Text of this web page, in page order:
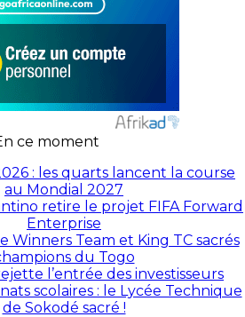
ce moment
: les quarts lancent la course
au Mondial 2027
retire le projet FIFA Forward
Enterprise
Winners Team et King TC sacrés
du Togo
rejette l’entrée des investisseurs
scolaires : le Lycée Technique
de Sokodé sacré !